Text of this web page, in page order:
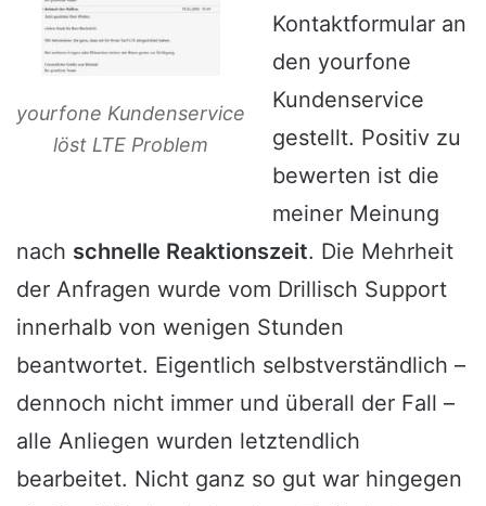
yourfone Kundenservice
löst LTE Problem
Kontaktformular an
den yourfone
Kundenservice
gestellt. Positiv zu
bewerten ist die
meiner Meinung
nach schnelle Reaktionszeit. Die Mehrheit
der Anfragen wurde vom Drillisch Support
innerhalb von wenigen Stunden
beantwortet. Eigentlich selbstverständlich –
dennoch nicht immer und überall der Fall –
alle Anliegen wurden letztendlich
bearbeitet. Nicht ganz so gut war hingegen